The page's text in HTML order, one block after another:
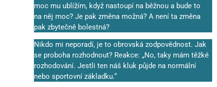
moc mu ublížím, když nastoupí na běžnou a bude to
na něj moc? Je pak změna možná? A není ta změna
pak zbytečně bolestná?
Nikdo mi neporadí, je to obrovská zodpovědnost. Jak
se proboha rozhodnout? Reakce: „No, taky mám těžké
rozhodování. Jestli ten náš kluk půjde na normální
nebo sportovní základku.“